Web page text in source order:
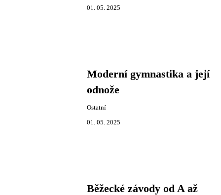
01. 05. 2025
Moderní gymnastika a její
odnože
Ostatní
01. 05. 2025
Běžecké závody od A až